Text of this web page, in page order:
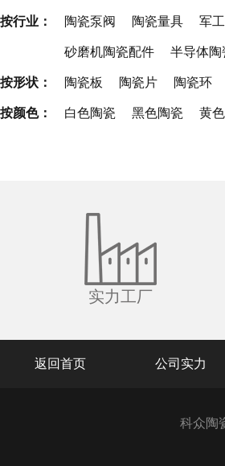
按行业： 陶瓷泵阀 陶瓷量具 军
砂磨机陶瓷配件 半导体陶
按形状： 陶瓷板 陶瓷片 陶瓷环
按颜色： 白色陶瓷 黑色陶瓷 黄
实力工厂
返回首页 公司实力
科众陶